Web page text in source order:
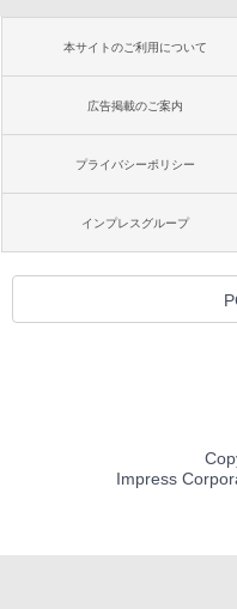
本サイトのご利用について
広告掲載のご案内
プライバシーポリシー
インプレスグループ
Impress